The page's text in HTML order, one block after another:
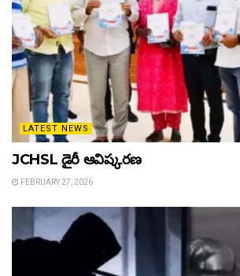
LATEST NEWS
JCHSL డైరీ ఆవిష్కరణ
FEBRUARY 27, 2026